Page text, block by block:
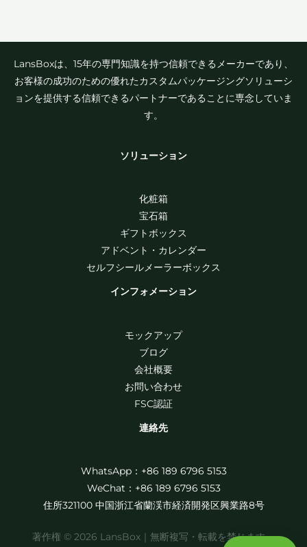
LansBoxは、15年の専門知識を持つ信頼できるメーカーであり、
お客様の成功のための優れたカスタムパッケージングソリューシ
ョンを提供する信頼できるパートナーであることに専念していま
す。
ソリューション
化粧箱
宝石箱
ギフトボックス
アドベント・カレンダー
セルフシールメーラーボックス
インフォメーション
モックアップ
ブログ
会社概要
お問い合わせ
FSC認証
連絡先
WhatsApp：+86 189 6796 5153
WeChat：+86 189 6796 5153
住所321100 中国浙江省蘭渓市経済開発区興業路8号
著作権 © 2026 LansBox｜無断複写・転載を禁じます。